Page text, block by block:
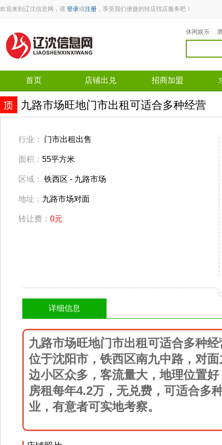
欢迎来到辽沈信息网，请 登录或注册 ，享受我们便捷的转店找店服务吧！
休闲娱乐
首页 店铺出兑 招商加盟
九路市场旺地门市出租可适合多种经营
行业： 门市出租出售
面积： 55平方米
区域： 铁西区 - 九路市场
地址： 九路市场对面
转让费： 0元
详细信息
九路市场旺地门市出租可适合多种经
位于沈阳市，铁西区南九中路，对
边小区众多，客流量大，地理位置
房租每年4.2万，无兑费，可适合多
业，有意者可实地考察。